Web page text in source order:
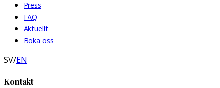
Press
FAQ
Aktuellt
Boka oss
SV/EN
Kontakt